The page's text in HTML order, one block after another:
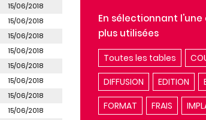
15/06/2018
15/06/2018
15/06/2018
15/06/2018
15/06/2018
15/06/2018
15/06/2018
15/06/2018
En sélectionnant l'une
plus utilisées
Toutes les tables
DIFFUSION
EDITION
FORMAT
FRAIS